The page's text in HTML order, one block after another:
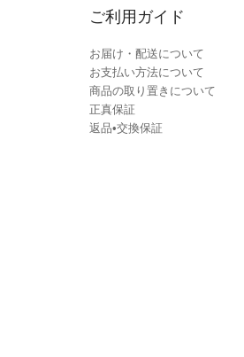
ご利用ガイド
お届け・配送について
お支払い方法について
商品の取り置きについて
正真保証
返品•交換保証